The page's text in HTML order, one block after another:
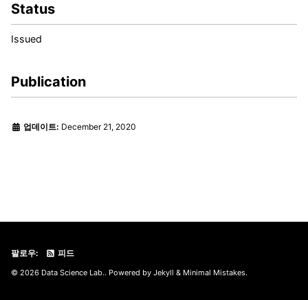
Status
Issued
Publication
업데이트: December 21, 2020
팔로우: 피드
© 2026 Data Science Lab.. Powered by Jekyll & Minimal Mistakes.